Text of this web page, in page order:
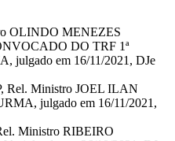
OLINDO MENEZES
DO TRF 1ª
julgado em 16/11/2021, DJe
Rel. Ministro JOEL ILAN
julgado em 16/11/2021,
Ministro RIBEIRO